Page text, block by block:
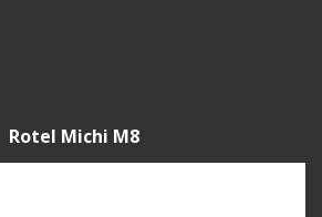
Rotel Michi M8